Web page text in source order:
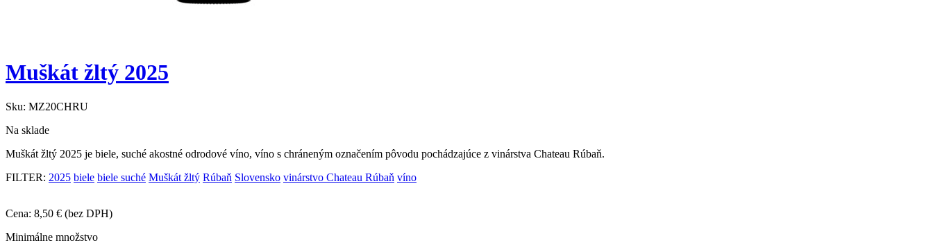
Muškát žltý 2025
Sku: MZ20CHRU
Na sklade
Muškát žltý 2025 je biele, suché akostné odrodové víno, víno s chráneným označením pôvodu pochádzajúce z vinárstva Chateau Rúbaň.
FILTER: 2025 biele biele suché Muškát žltý Rúbaň Slovensko vinárstvo Chateau Rúbaň víno
Cena: 8,50 € (bez DPH)
Minimálne množstvo